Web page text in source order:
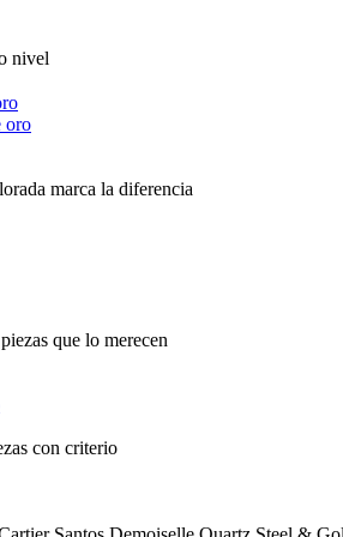
nivel
oro
marca la diferencia
que lo merecen
con criterio